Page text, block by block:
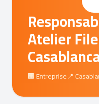
Atelier
🏢 Entreprise📍